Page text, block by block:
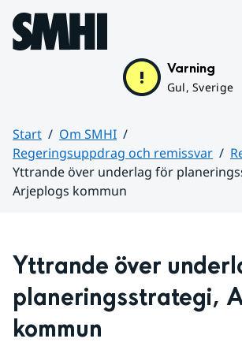
Hoppa till sidans innehåll
Varning
Gul, Sverige
Start
Om SMHI
Regeringsuppdrag och remissvar
Yttrande över underlag för
Arjeplogs kommun
Yttrande över
planeringsstrategi,
kommun